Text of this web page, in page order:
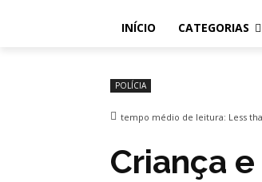
INÍCIO CATEGORIAS
POLÍCIA
tempo médio de leitura: Less
Criança